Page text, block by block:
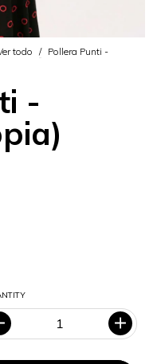
todo / Pollera Punti -
-